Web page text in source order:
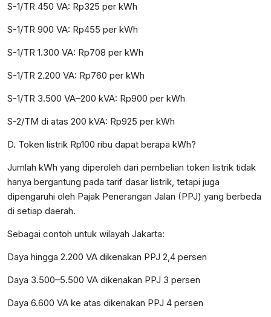
S-1/TR 450 VA: Rp325 per kWh
S-1/TR 900 VA: Rp455 per kWh
S-1/TR 1.300 VA: Rp708 per kWh
S-1/TR 2.200 VA: Rp760 per kWh
S-1/TR 3.500 VA–200 kVA: Rp900 per kWh
S-2/TM di atas 200 kVA: Rp925 per kWh
D. Token listrik Rp100 ribu dapat berapa kWh?
Jumlah kWh yang diperoleh dari pembelian token listrik tidak
hanya bergantung pada tarif dasar listrik, tetapi juga
dipengaruhi oleh Pajak Penerangan Jalan (PPJ) yang berbeda
di setiap daerah.
Sebagai contoh untuk wilayah Jakarta:
Daya hingga 2.200 VA dikenakan PPJ 2,4 persen
Daya 3.500–5.500 VA dikenakan PPJ 3 persen
Daya 6.600 VA ke atas dikenakan PPJ 4 persen